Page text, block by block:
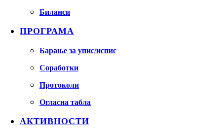
Биланси
ПРОГРАМА
Барање за упис/испис
Соработки
Протоколи
Огласна табла
АКТИВНОСТИ